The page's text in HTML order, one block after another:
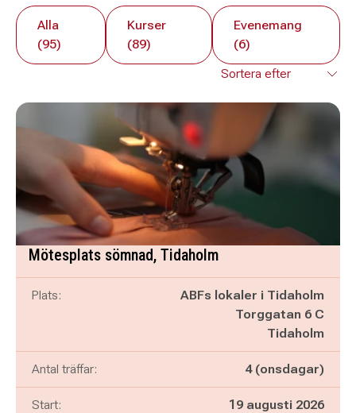
Alla
(95)
Kurser
(89)
Evenemang
(6)
Mötesplats sömnad, Tidaholm
Plats:
ABFs lokaler i Tidaholm
Torggatan 6 C
Tidaholm
Antal träffar: 4 (onsdagar)
Start: 19 augusti 2026